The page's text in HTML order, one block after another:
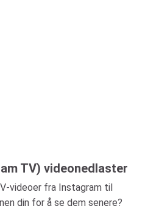
TV) videonedlaster
videoer fra Instagram til
din for å se dem senere?